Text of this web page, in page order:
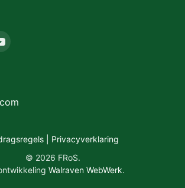
| Privacyverklaring
© 2026 FRoS.
Walraven WebWerk.